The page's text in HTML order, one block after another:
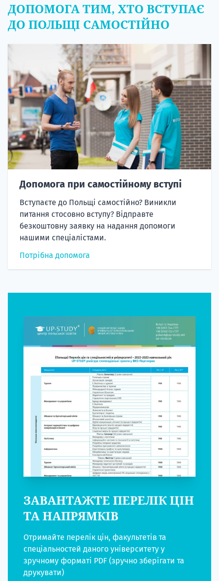
ДОПОМОГА ТИМ, ХТО ВСТУПАЄ
ДО ПОЛЬЩІ САМОСТІЙНО
Допомога при самостійному вступі
Вступаєте до Польщі самостійно? Виникли
питання стосовно вступу? Відправте
безкоштовну заявку на надання допомоги
нашими спеціалістами.
Потрібна допомога
ЗАВАНТАЖТЕ ПЕРЕЛІК ЦІН
ТА НАПРЯМКІВ
Отримайте перелік цін, факультетів та
спеціальностей даного університету у
зручному форматі PDF (зручно зберігати та
друкувати)